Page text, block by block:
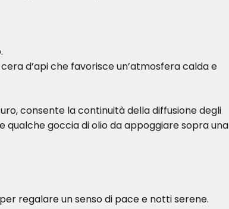
d’api che favorisce un’atmosfera calda e
consente la continuità della diffusione degli
goccia di olio da appoggiare sopra una
regalare un senso di pace e notti serene.